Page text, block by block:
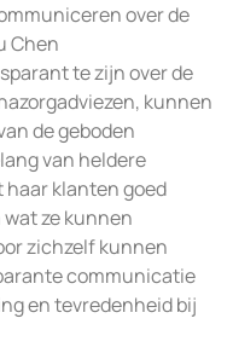
over de
Chen
te zijn over de
kunnen
de geboden
van heldere
klanten goed
ze kunnen
zichzelf kunnen
communicatie
en tevredenheid bij